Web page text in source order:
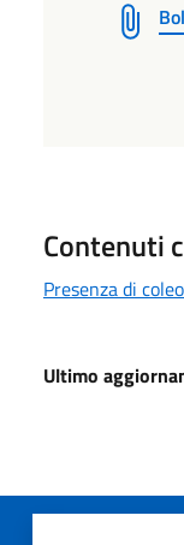
Contenuti
Presenza di
Ultimo